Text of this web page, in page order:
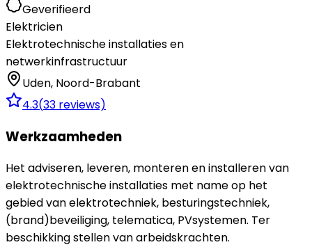
Geverifieerd
Elektricien
Elektrotechnische installaties en
netwerkinfrastructuur
Uden, Noord-Brabant
4.3(33 reviews)
Werkzaamheden
Het adviseren, leveren, monteren en installeren van
elektrotechnische installaties met name op het
gebied van elektrotechniek, besturingstechniek,
(brand)beveiliging, telematica, PVsystemen. Ter
beschikking stellen van arbeidskrachten.